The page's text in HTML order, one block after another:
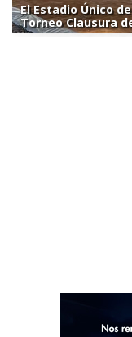
El Estadio Único
Torneo Clausura